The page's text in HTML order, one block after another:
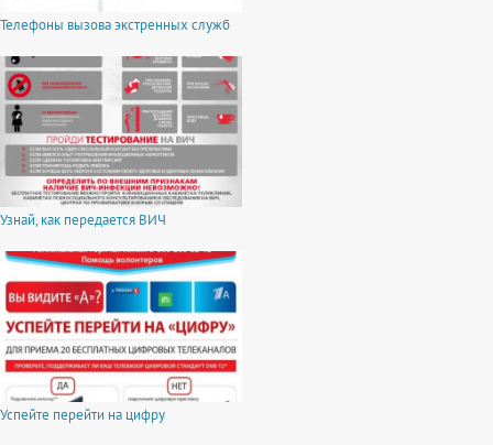
Телефоны вызова экстренных служб
Узнай, как передается ВИЧ
Успейте перейти на цифру